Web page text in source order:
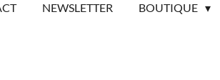
NEWSLETTER BOUTIQUE